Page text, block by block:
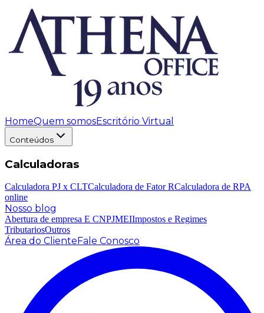
HomeQuem somosEscritório Virtual
Conteúdos
Calculadoras
Calculadora PJ x CLTCalculadora de Fator RCalculadora de RPA
online
Nosso blog
Abertura de empresa E CNPJMEIImpostos e Regimes
TributariosOutros
Área do Cliente Fale Conosco